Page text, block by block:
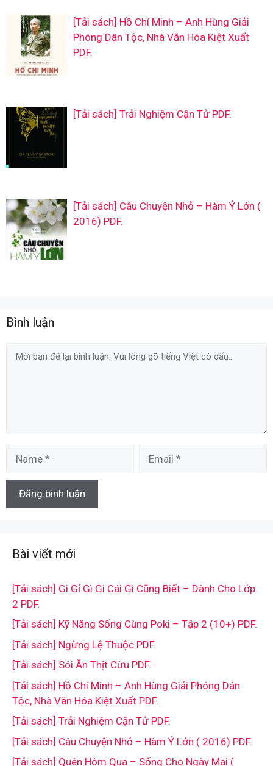
[Tải sách] Hồ Chí Minh – Anh Hùng Giải
Phóng Dân Tộc, Nhà Văn Hóa Kiệt Xuất
PDF.
[Tải sách] Trải Nghiệm Cận Tử PDF.
[Tải sách] Câu Chuyện Nhỏ – Hàm Ý Lớn (
2016) PDF.
Bình luận
Comment
Bài viết mới
[Tải sách] Gi Gỉ Gì Gi Cái Gì Cũng Biết – Dành Cho Lớp
2 PDF.
[Tải sách] Kỹ Năng Sống Cùng Poki – Tập 2 (10+) PDF.
[Tải sách] Ngừng Lệ Thuộc PDF.
[Tải sách] Sói Ăn Thịt Cừu PDF.
[Tải sách] Hồ Chí Minh – Anh Hùng Giải Phóng Dân
Tộc, Nhà Văn Hóa Kiệt Xuất PDF.
[Tải sách] Trải Nghiệm Cận Tử PDF.
[Tải sách] Câu Chuyện Nhỏ – Hàm Ý Lớn ( 2016) PDF.
[Tải sách] Quên Hôm Qua – Sống Cho Ngày Mai (